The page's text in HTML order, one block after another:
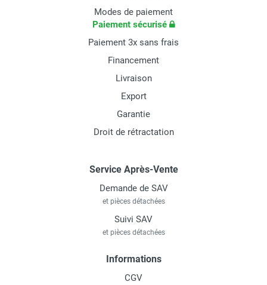
Modes de paiement
Paiement sécurisé
Paiement 3x sans frais
Financement
Livraison
Export
Garantie
Droit de rétractation
Service Après-Vente
Demande de SAV
et pièces détachées
Suivi SAV
et pièces détachées
Informations
CGV